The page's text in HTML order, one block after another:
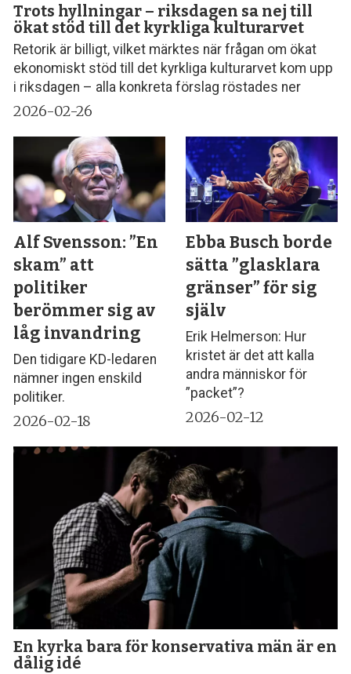
Trots hyllningar – riksdagen sa nej till
ökat stöd till det kyrkliga kulturarvet
Retorik är billigt, vilket märktes när frågan om ökat
ekonomiskt stöd till det kyrkliga kulturarvet kom upp
i riksdagen – alla konkreta förslag röstades ner
2026-02-26
Alf Svensson: ”En
skam” att
politiker
berömmer sig av
låg invandring
Den tidigare KD-ledaren
nämner ingen enskild
politiker.
2026-02-18
Ebba Busch borde
sätta ”glasklara
gränser” för sig
själv
Erik Helmerson: Hur
kristet är det att kalla
andra människor för
”packet”?
2026-02-12
En kyrka bara för konservativa män är en
dålig idé